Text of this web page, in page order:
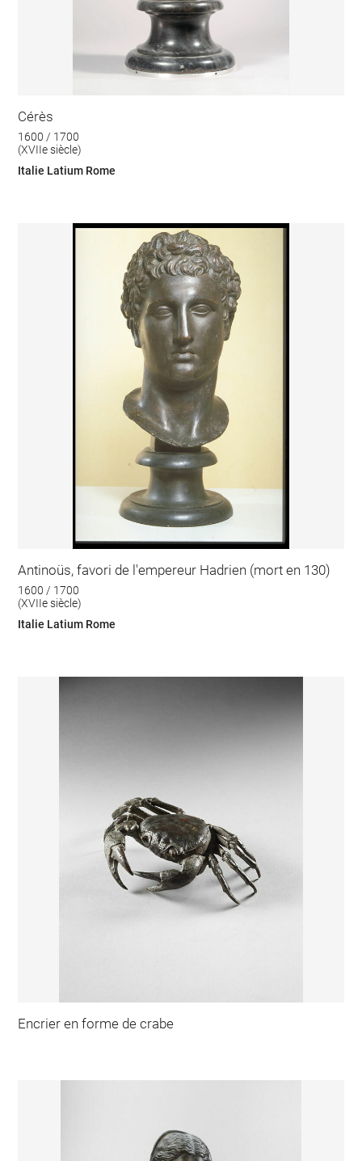
Cérès
1600 / 1700
(XVIIe siècle)
Italie Latium Rome
Antinoüs, favori de l'empereur Hadrien (mort en 130)
1600 / 1700
(XVIIe siècle)
Italie Latium Rome
Encrier en forme de crabe